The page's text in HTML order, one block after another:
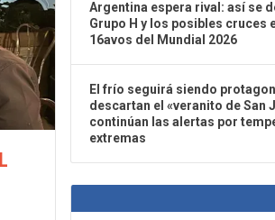
Argentina espera rival: así se
Grupo H y los posibles cruces
16avos del Mundial 2026
El frío seguirá siendo
descartan el «veranito de San
continúan las alertas por
extremas